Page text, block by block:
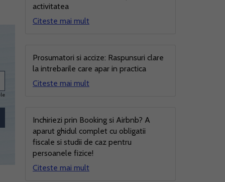
activitatea
Citeste mai mult
Prosumatori si accize: Raspunsuri clare
la intrebarile care apar in practica
Citeste mai mult
Inchiriezi prin Booking si Airbnb? A
aparut ghidul complet cu obligatii
fiscale si studii de caz pentru
persoanele fizice!
Citeste mai mult